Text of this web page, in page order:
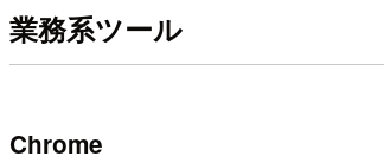
業務系ツール
Chrome